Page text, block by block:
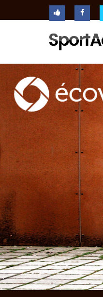
ACCUEIL
CONSEILS
QUESTIONS
RÉPONSES
CONTACT